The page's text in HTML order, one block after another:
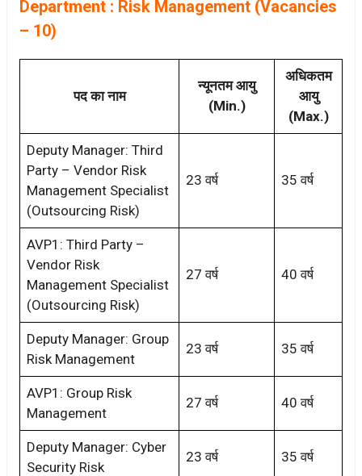
Department : Risk Management (Vacancies
– 10)
पद का नाम
न्यूनतम आयु
(Min.)
अधिकतम
आयु
(Max.)
Deputy Manager: Third
Party – Vendor Risk
Management Specialist
(Outsourcing Risk)
23 वर्ष 35 वर्ष
AVP1: Third Party –
Vendor Risk
Management Specialist
(Outsourcing Risk)
27 वर्ष 40 वर्ष
Deputy Manager: Group
Risk Management
23 वर्ष 35 वर्ष
AVP1: Group Risk
Management
27 वर्ष 40 वर्ष
Deputy Manager: Cyber
Security Risk
23 वर्ष 35 वर्ष